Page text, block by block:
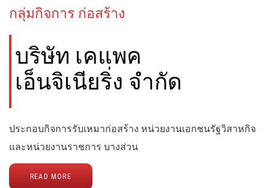
กลุ่มกิจการ ก่อสร้าง
บริษัท เคแพค
เอ็นจิเนียริ่ง จำกัด
ประกอบกิจการรับเหมาก่อสร้าง หน่วยงานเอกชนรัฐวิสาหกิจ
และหน่วยงานราชการ บางส่วน
READ MORE